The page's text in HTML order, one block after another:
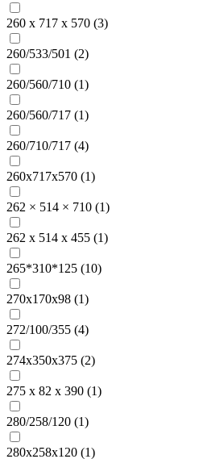
260 х 717 х 570 (3)
260/533/501 (2)
260/560/710 (1)
260/560/717 (1)
260/710/717 (4)
260х717х570 (1)
262 × 514 × 710 (1)
262 х 514 х 455 (1)
265*310*125 (10)
270x170x98 (1)
272/100/355 (4)
274х350х375 (2)
275 x 82 x 390 (1)
280/258/120 (1)
280х258х120 (1)